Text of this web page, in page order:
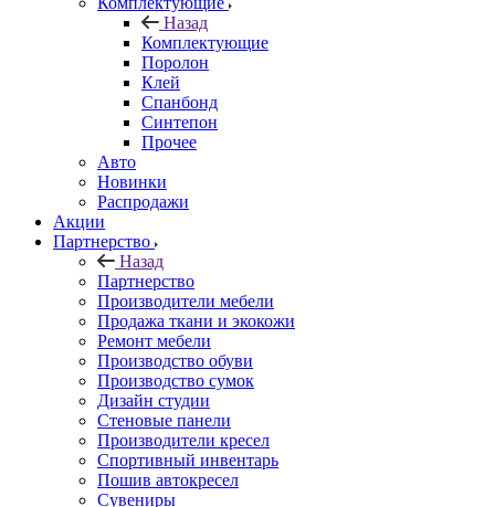
Назад
Комплектующие
Поролон
Клей
Спанбонд
Синтепон
Прочее
Авто
Новинки
Распродажи
Акции
Партнерство
Назад
Партнерство
Производители мебели
Продажа ткани и экокожи
Ремонт мебели
Производство обуви
Производство сумок
Дизайн студии
Стеновые панели
Производители кресел
Спортивный инвентарь
Пошив автокресел
Сувениры